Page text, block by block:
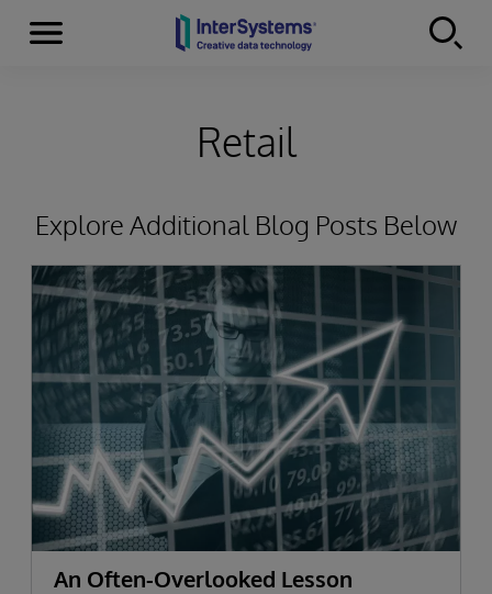
Skip to content
Menu
Retail
Explore Additional Blog Posts Below
An Often-Overlooked Lesson